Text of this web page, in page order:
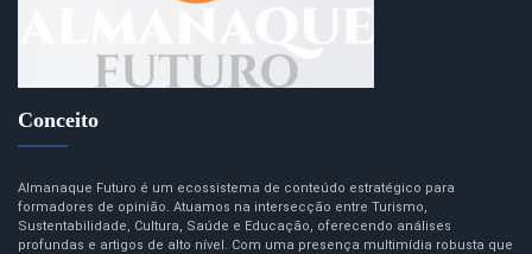
Conceito
Almanaque Futuro é um ecossistema de conteúdo estratégico para
formadores de opinião. Atuamos na intersecção entre Turismo,
Sustentabilidade, Cultura, Saúde e Educação, oferecendo análises
profundas e artigos de alto nível. Com uma presença multimídia robusta que